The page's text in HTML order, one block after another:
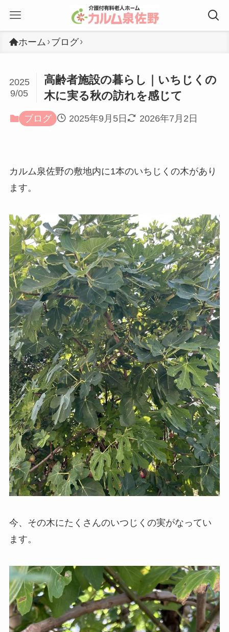
ホーム ブログ
高齢者施設の暮らし｜いちじくの
木に実る秋の訪れを感じて
2025
9/05
ブログ 2025年9月5日 2026年7月2日
カルム泉佐野の敷地内に1本のいちじくの木があり
ます。
今、その木にたくさんのいつじくの実がなってい
ます。